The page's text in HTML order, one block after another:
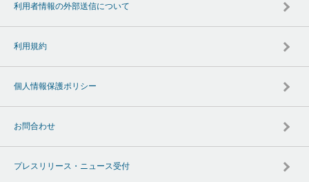
利用者情報の外部送信について
利用規約
個人情報保護ポリシー
お問合わせ
プレスリリース・ニュース受付